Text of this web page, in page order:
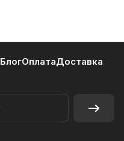
БлогОплатаДоставка